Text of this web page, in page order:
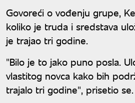
Govoreći o vođenju grupe,
koliko je truda i sredstava
je trajao tri godine.
"Bilo je to jako puno posla.
vlastitog novca kako bih
trajalo tri godine", prisetio se.